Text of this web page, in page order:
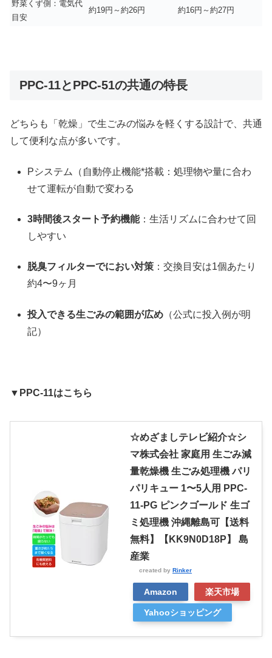
野菜くず側：電気代
目安
約19円～約26円 約16円～約27円
PPC-11とPPC-51の共通の特長
どちらも「乾燥」で生ごみの悩みを軽くする設計で、共通
して便利な点が多いです。
Pシステム（自動停止機能*搭載：処理物や量に合わ
せて運転が自動で変わる
3時間後スタート予約機能：生活リズムに合わせて回
しやすい
脱臭フィルターでにおい対策 ：交換目安は1個あたり
約4〜9ヶ月
投入できる生ごみの範囲が広め （公式に投入例が明
記）
▼PPC-11はこちら
☆めざましテレビ紹介☆シ
マ株式会社 家庭用 生ごみ減
量乾燥機 生ごみ処理機 パリ
パリキュー 1〜5人用 PPC-
11-PG ピンクゴールド 生ゴ
ミ処理機 沖縄離島可【送料
無料】【KK9N0D18P】 島
産業
created by Rinker
Amazon 楽天市場
Yahooショッピング